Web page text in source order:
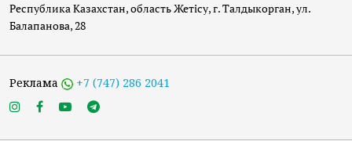
Республика Казахстан, область Жетісу, г. Талдыкорган, ул.
Балапанова, 28
Реклама +7 (747) 286 2041